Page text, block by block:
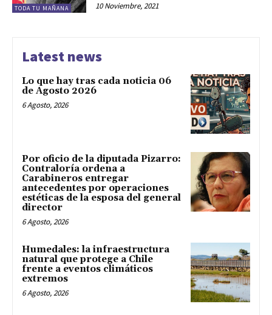
TODA TU MAÑANA 10 Noviembre, 2021
Latest news
Lo que hay tras cada noticia 06
de Agosto 2026
6 Agosto, 2026
Por oficio de la diputada Pizarro:
Contraloría ordena a
Carabineros entregar
antecedentes por operaciones
estéticas de la esposa del general
director
6 Agosto, 2026
Humedales: la infraestructura
natural que protege a Chile
frente a eventos climáticos
extremos
6 Agosto, 2026